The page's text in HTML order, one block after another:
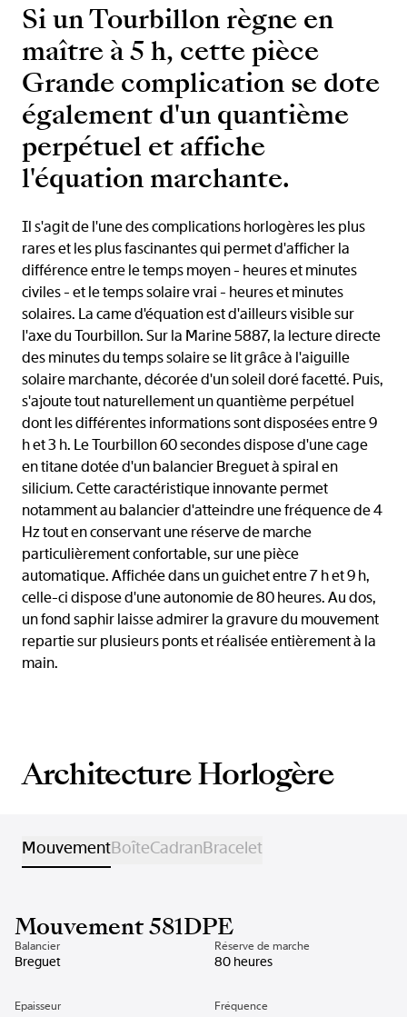
Si un Tourbillon règne en
maître à 5 h, cette pièce
Grande complication se dote
également d'un quantième
perpétuel et affiche
l'équation marchante.
Il s'agit de l'une des complications horlogères les plus
rares et les plus fascinantes qui permet d'afficher la
différence entre le temps moyen - heures et minutes
civiles - et le temps solaire vrai - heures et minutes
solaires. La came d'équation est d'ailleurs visible sur
l'axe du Tourbillon. Sur la Marine 5887, la lecture directe
des minutes du temps solaire se lit grâce à l'aiguille
solaire marchante, décorée d'un soleil doré facetté. Puis,
s'ajoute tout naturellement un quantième perpétuel
dont les différentes informations sont disposées entre 9
h et 3 h. Le Tourbillon 60 secondes dispose d'une cage
en titane dotée d'un balancier Breguet à spiral en
silicium. Cette caractéristique innovante permet
notamment au balancier d'atteindre une fréquence de 4
Hz tout en conservant une réserve de marche
particulièrement confortable, sur une pièce
automatique. Affichée dans un guichet entre 7 h et 9 h,
celle-ci dispose d'une autonomie de 80 heures. Au dos,
un fond saphir laisse admirer la gravure du mouvement
repartie sur plusieurs ponts et réalisée entièrement à la
main.
Architecture Horlogère
MouvementBoîteCadranBracelet
Mouvement 581DPE
Balancier
Breguet
Réserve de marche
80 heures
Epaisseur Fréquence